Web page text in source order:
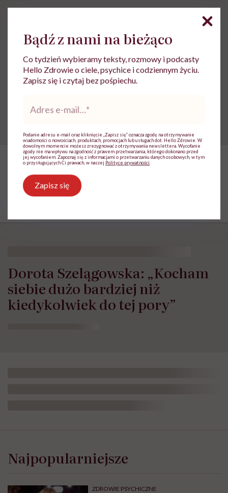
Monika Sobień-Górska: „Trzeba
bardzo uważać, komu oddajemy
swoją wrażliwość, pieniądze i
Dorota Szelągowska: „Kocham
siebie dużo bardziej niż
kiedykolwiek do tej pory”
Najpopularniejsze
ZDROWIE PSYCHICZNE
Bądź z nami na bieżąco
Co tydzień wybieramy teksty, rozmowy i podcasty
Hello Zdrowie o ciele, psychice i codziennym życiu.
Zapisz się i czytaj bez pośpiechu.
mail*
Podanie adresu e-mail oraz kliknięcie „Zapisz się” oznacza zgodę na otrzymywanie
wiadomości o nowościach, produktach, promocjach lub usługach dot. Hello Zdrowie. W
dowolnym momencie możesz zrezygnować z otrzymywania newslettera. Wycofanie
zgody nie ma wpływu na zgodność z prawem przetwarzania, którego dokonano przed
jej wycofaniem. Zapoznaj się z informacjami o przetwarzaniu danych osobowych, w tym
o przysługujących Ci prawach, w naszej Polityce prywatności
Zapisz się